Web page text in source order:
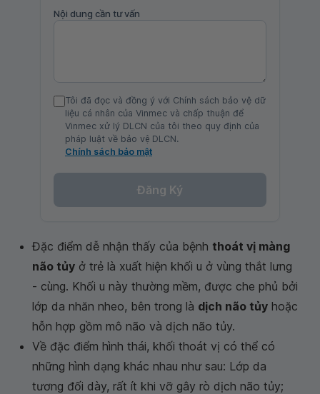
Nội dung cần tư vấn
Tôi đã đọc và đồng ý với Chính sách bảo vệ dữ
liệu cá nhân của Vinmec và chấp thuận để
Vinmec xử lý DLCN của tôi theo quy định của
pháp luật về bảo vệ DLCN.
Chính sách bảo mật
Đăng Ký
Đặc điểm dễ nhận thấy của bệnh thoát vị màng
não tủy ở trẻ là xuất hiện khối u ở vùng thắt lưng
- cùng. Khối u này thường mềm, được che phủ bởi
lớp da nhăn nheo, bên trong là dịch não tủy hoặc
hỗn hợp gồm mô não và dịch não tủy.
Về đặc điểm hình thái, khối thoát vị có thể có
những hình dạng khác nhau như sau: Lớp da
tương đối dày, rất ít khi vỡ gây rò dịch não tủy;